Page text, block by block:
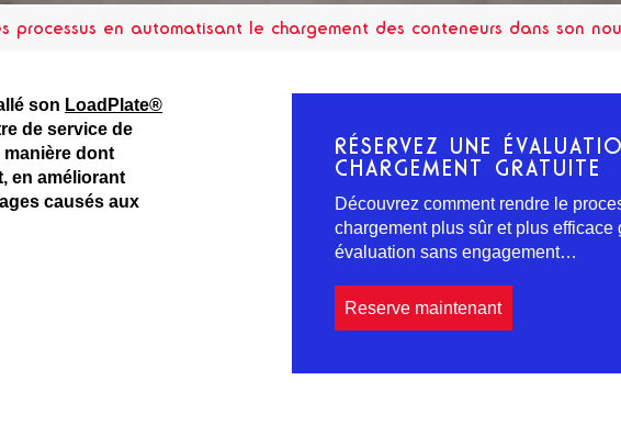
processus en automatisant le chargement des conteneurs dans son
son LoadPlate®
de service de
manière dont
en améliorant
causés aux
RÉSERVEZ UNE
CHARGEMENT GRATUITE
Découvrez comment rendre le
chargement plus sûr et plus efficace
évaluation sans engagement…
Reserve maintenant